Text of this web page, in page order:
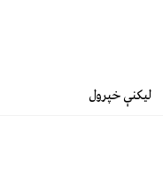
لیکنې خپرول